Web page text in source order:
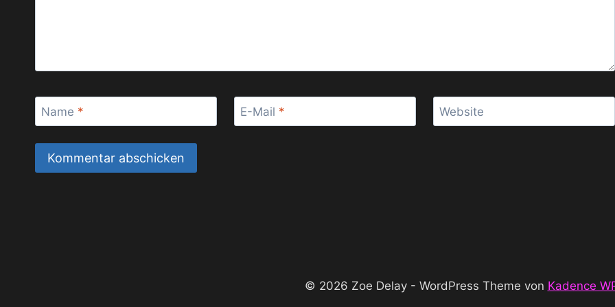
Name * E-Mail * Website
© 2026 Zoe Delay - WordPress Theme von Kadence